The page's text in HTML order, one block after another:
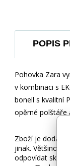
POPIS
Pohovka Zara
v kombinaci s
bonell s kvalitní
opěrné polštáře
Zboží je
jinak. Většinou
odpovídat